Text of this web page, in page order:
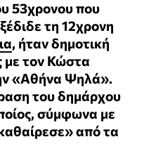
53χρονου που
τη 12χρονη
, ήταν δημοτική
με τον Κώστα
«Αθήνα Ψηλά».
του δημάρχου
σύμφωνα με
από τα